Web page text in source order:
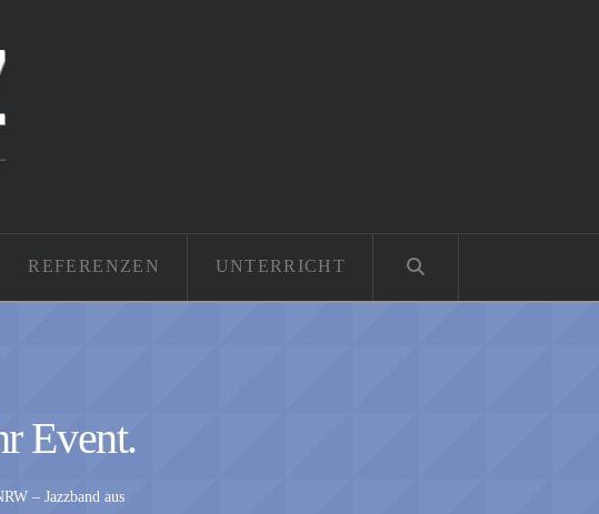
REFERENZEN UNTERRICHT
Event.
– Jazzband aus